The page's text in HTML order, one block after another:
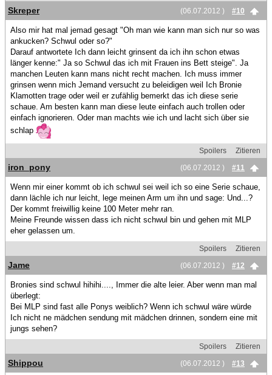
(06.07.2012 ) #10
Skreper
Also mir hat mal jemad gesagt "Oh man wie kann man sich nur so was
ankucken? Schwul oder so?"
Darauf antwortete Ich dann leicht grinsent da ich ihn schon etwas
länger kenne:" Ja so Schwul das ich mit Frauen ins Bett steige". Ja
manchen Leuten kann mans nicht recht machen. Ich muss immer
grinsen wenn mich Jemand versucht zu beleidigen weil Ich Bronie
Klamotten trage oder weil er zufählig bemerkt das ich diese serie
schaue. Am besten kann man diese leute einfach auch trollen oder
einfach ignorieren. Oder man machts wie ich und lacht sich über sie
schlap
Spoilers
Zitieren
(06.07.2012 )
#11
iron_pony
Wenn mir einer kommt ob ich schwul sei weil ich so eine Serie schaue,
dann lächle ich nur leicht, lege meinen Arm um ihn und sage: Und...?
Der kommt freiwillig keine 100 Meter mehr ran.
Meine Freunde wissen dass ich nicht schwul bin und gehen mit MLP
eher gelassen um.
Spoilers
Zitieren
(06.07.2012 )
#12
Jame
Bronies sind schwul hihihi...., Immer die alte leier. Aber wenn man mal
überlegt:
Bei MLP sind fast alle Ponys weiblich? Wenn ich schwul wäre würde
Ich nicht ne mädchen sendung mit mädchen drinnen, sondern eine mit
jungs sehen?
Spoilers
Zitieren
(06.07.2012 )
#13
Shippou